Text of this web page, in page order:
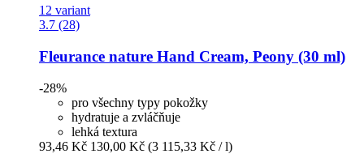
12 variant
3.7 (28)
Fleurance nature Hand Cream, Peony (30 ml)
-28%
pro všechny typy pokožky
hydratuje a zvláčňuje
lehká textura
93,46 Kč 130,00 Kč (3 115,33 Kč / l)